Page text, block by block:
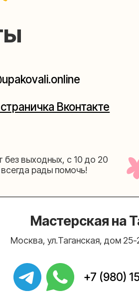
помочь!
+7 (980) 156-03-13